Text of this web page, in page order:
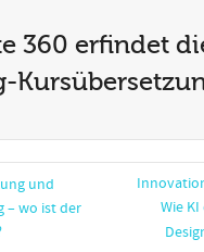
360 erfindet
und
– wo ist der
Wie